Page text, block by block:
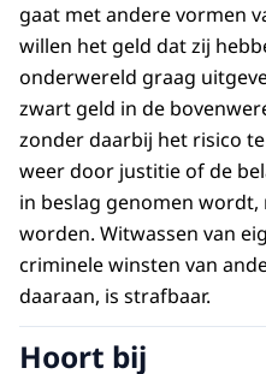
gaat met andere vormen
willen het geld dat zij
onderwereld graag
zwart geld in de
zonder daarbij het risico
weer door justitie of de
in beslag genomen
worden. Witwassen van
criminele winsten van
daaraan, is strafbaar.
Hoort bij